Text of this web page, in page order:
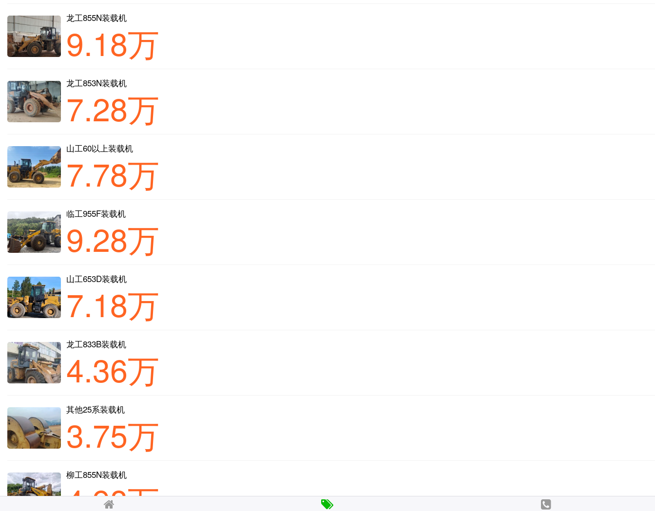
龙工855N装载机
9.18万
龙工853N装载机
7.28万
山工60以上装载机
7.78万
临工955F装载机
9.28万
山工653D装载机
7.18万
龙工833B装载机
4.36万
其他25系装载机
3.75万
柳工855N装载机
4.98万